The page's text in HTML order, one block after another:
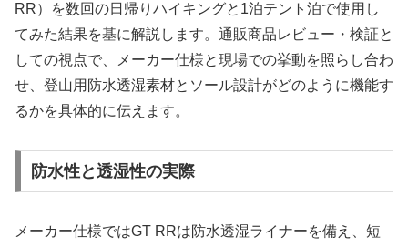
RR）を数回の日帰りハイキングと1泊テント泊で使用し
てみた結果を基に解説します。通販商品レビュー・検証と
しての視点で、メーカー仕様と現場での挙動を照らし合わ
せ、登山用防水透湿素材とソール設計がどのように機能す
るかを具体的に伝えます。
防水性と透湿性の実際
メーカー仕様ではGT RRは防水透湿ライナーを備え、短